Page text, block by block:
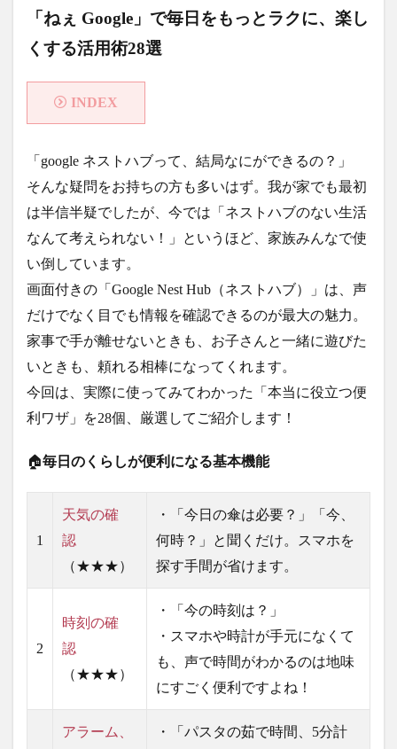
「ねぇ Google」で毎日をもっとラクに、楽し
くする活用術28選
INDEX
「google ネストハブって、結局なにができるの？」
そんな疑問をお持ちの方も多いはず。我が家でも最初
は半信半疑でしたが、今では「ネストハブのない生活
なんて考えられない！」というほど、家族みんなで使
い倒しています。
画面付きの「Google Nest Hub（ネストハブ）」は、声
だけでなく目でも情報を確認できるのが最大の魅力。
家事で手が離せないときも、お子さんと一緒に遊びた
いときも、頼れる相棒になってくれます。
今回は、実際に使ってみてわかった「本当に役立つ便
利ワザ」を28個、厳選してご紹介します！
🏠毎日のくらしが便利になる基本機能
1
天気の確
認
（★★★）
・「今日の傘は必要？」「今、
何時？」と聞くだけ。スマホを
探す手間が省けます。
2
時刻の確
認
（★★★）
・「今の時刻は？」
・スマホや時計が手元になくて
も、声で時間がわかるのは地味
にすごく便利ですよね！
アラーム、
・「パスタの茹で時間、5分計